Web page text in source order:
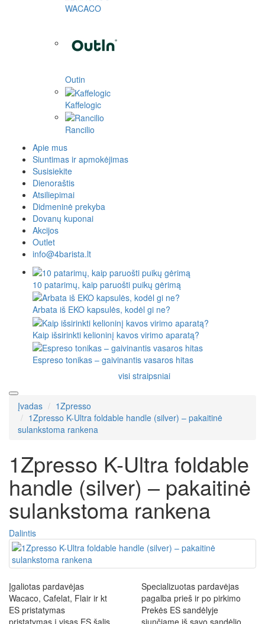
WACACO
Outin
Kaffelogic
Rancilio
Apie mus
Siuntimas ir apmokėjimas
Susisiekite
Dienoraštis
Atsiliepimai
Didmeninė prekyba
Dovanų kuponai
Akcijos
Outlet
info@4barista.lt
10 patarimų, kaip paruošti puikų gėrimą
Arbata iš EKO kapsulės, kodėl gi ne?
Kaip išsirinkti kelioninį kavos virimo aparatą?
Espreso tonikas – gaivinantis vasaros hitas
visi straipsniai
Įvadas
1Zpresso
1Zpresso K-Ultra foldable handle (silver) – pakaitinė
sulankstoma rankena
1Zpresso K-Ultra foldable
handle (silver) – pakaitinė
sulankstoma rankena
Dalintis
Įgaliotas pardavėjas
Wacaco, Cafelat, Flair ir kt
Specializuotas pardavėjas
pagalba prieš ir po pirkimo
ES pristatymas
Prekės ES sandėlyje